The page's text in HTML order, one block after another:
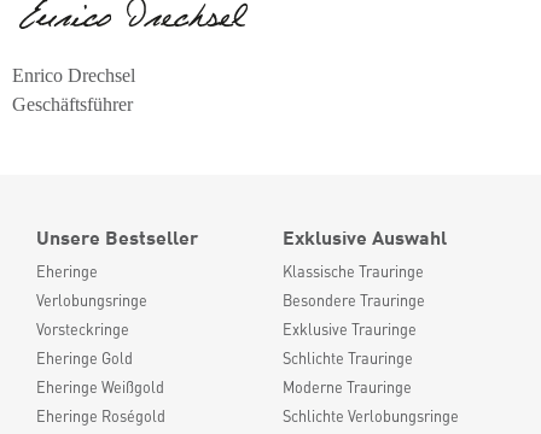
Enrico Drechsel
Geschäftsführer
Unsere Bestseller
Eheringe
Verlobungsringe
Vorsteckringe
Eheringe Gold
Eheringe Weißgold
Eheringe Roségold
Exklusive Auswahl
Klassische Trauringe
Besondere Trauringe
Exklusive Trauringe
Schlichte Trauringe
Moderne Trauringe
Schlichte Verlobungsringe